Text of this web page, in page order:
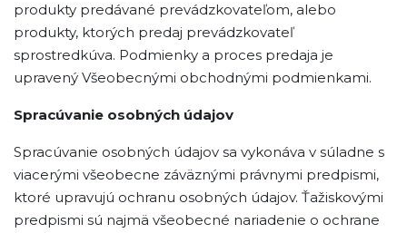
produkty predávané prevádzkovateľom, alebo
produkty, ktorých predaj prevádzkovateľ
sprostredkúva. Podmienky a proces predaja je
upravený Všeobecnými obchodnými podmienkami.
Spracúvanie osobných údajov
Spracúvanie osobných údajov sa vykonáva v súladne s
viacerými všeobecne záväznými právnymi predpismi,
ktoré upravujú ochranu osobných údajov. Ťažiskovými
predpismi sú najmä všeobecné nariadenie o ochrane